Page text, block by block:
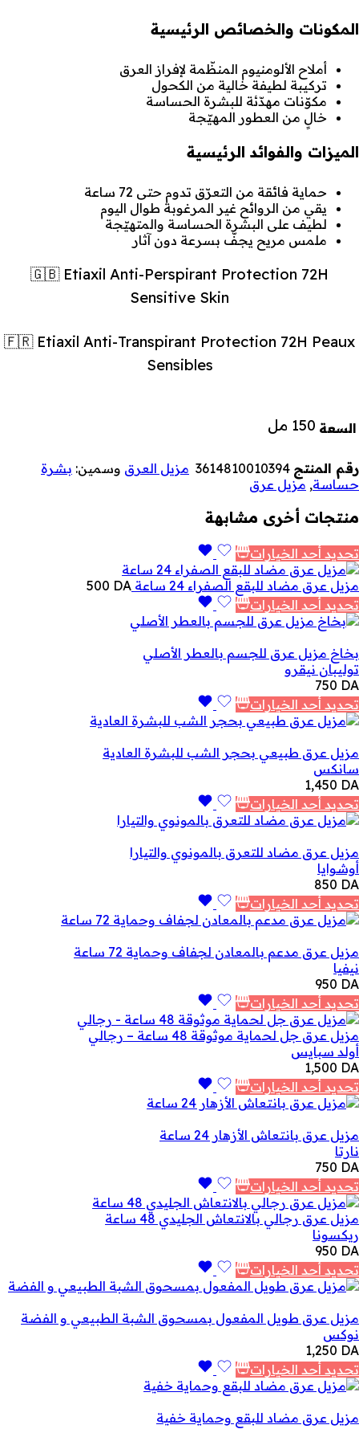
المكونات والخصائص الرئيسية
أملاح الألومنيوم المنظّمة لإفراز العرق
تركيبة لطيفة خالية من الكحول
مكوّنات مهدّئة للبشرة الحساسة
خالٍ من العطور المهيّجة
الميزات والفوائد الرئيسية
حماية فائقة من التعرّق تدوم حتى 72 ساعة
يقي من الروائح غير المرغوبة طوال اليوم
لطيف على البشرة الحساسة والمتهيّجة
ملمس مريح يجفّ بسرعة دون آثار
🇬🇧 Etiaxil Anti-Perspirant Protection 72H
Sensitive Skin
🇫🇷 Etiaxil Anti-Transpirant Protection 72H Peaux
Sensibles
السعة 150 مل
رقم المنتج 3614810010394 مزيل العرق وسمين: بشرة
حساسة, مزيل عرق
منتجات أخرى مشابهة
تحديد أحد الخيارات
مزيل عرق مضاد للبقع الصفراء 24 ساعة
500 DA
تحديد أحد الخيارات
بخاخ مزيل عرق للجسم بالعطر الأصلي
توليبان نيقرو
750 DA
تحديد أحد الخيارات
مزيل عرق طبيعي بحجر الشب للبشرة العادية
سانكس
1,450 DA
تحديد أحد الخيارات
مزيل عرق مضاد للتعرق بالمونوي والتيارا
أوشوايا
850 DA
تحديد أحد الخيارات
مزيل عرق مدعم بالمعادن لجفاف وحماية 72 ساعة
نيفيا
950 DA
تحديد أحد الخيارات
مزيل عرق جل لحماية موثوقة 48 ساعة – رجالي
أولد سبايس
1,500 DA
تحديد أحد الخيارات
مزيل عرق بانتعاش الأزهار 24 ساعة
نارتا
750 DA
تحديد أحد الخيارات
مزيل عرق رجالي بالانتعاش الجليدي 48 ساعة
ريكسونا
950 DA
تحديد أحد الخيارات
مزيل عرق طويل المفعول بمسحوق الشبة الطبيعي و الفضة
نوكس
1,250 DA
تحديد أحد الخيارات
مزيل عرق مضاد للبقع وحماية خفية